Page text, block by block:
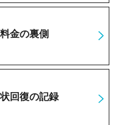
金の裏側
回復の記録